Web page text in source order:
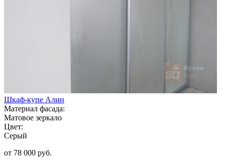
Шкаф-купе Алин
Материал фасада:
Матовое зеркало
Цвет:
Серый
от 78 000 руб.